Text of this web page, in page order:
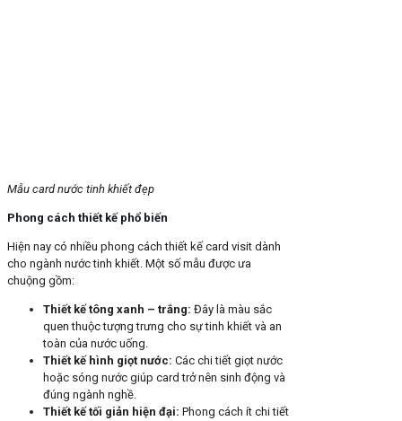
Mẫu card nước tinh khiết đẹp
Phong cách thiết kế phổ biến
Hiện nay có nhiều phong cách thiết kế card visit dành
cho ngành nước tinh khiết. Một số mẫu được ưa
chuộng gồm:
Thiết kế tông xanh – trắng: Đây là màu sắc
quen thuộc tượng trưng cho sự tinh khiết và an
toàn của nước uống.
Thiết kế hình giọt nước: Các chi tiết giọt nước
hoặc sóng nước giúp card trở nên sinh động và
đúng ngành nghề.
Thiết kế tối giản hiện đại: Phong cách ít chi tiết